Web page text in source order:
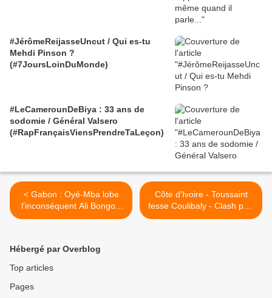
#JérômeReijasseUncut / Qui es-tu
Mehdi Pinson ?
(#7JoursLoinDuMonde)
#LeCamerounDeBiya : 33 ans de
sodomie / Général Valsero
(#RapFrançaisViensPrendreTaLeçon)
< Gabon : Oyé-Mba lobe
l'inconséquent Ali Bongo -
l'échange de lettres
Côte d'Ivoire - Toussaint
fesse Coulibaly - Clash part
1 - 9/02/2011 >
Hébergé par Overblog
Top articles
Pages